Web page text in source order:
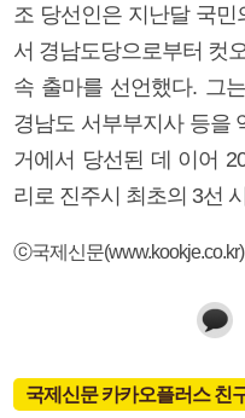
조 당선인은 지난달 국
서 경남도당으로부터 컷
속 출마를 선언했다. 그
경남도 서부부지사 등을
거에서 당선된 데 이어
리로 진주시 최초의 3선
ⓒ국제신문
국제신문 카카오플러스 친